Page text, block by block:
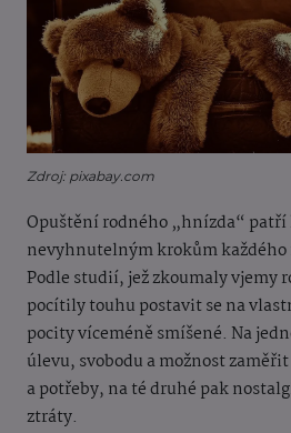
Zdroj: pixabay.com
Opuštění rodného „hnízda“
nevyhnutelným krokům každého
Podle studií, jež zkoumaly vjemy
pocítily touhu postavit se na
pocity víceméně smíšené. Na
úlevu, svobodu a možnost
a potřeby, na té druhé pak
ztráty.